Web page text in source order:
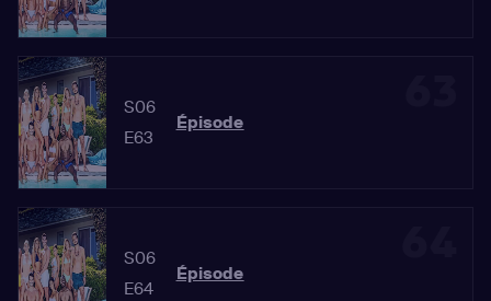
S06
E63
Épisode
S06
E64
Épisode